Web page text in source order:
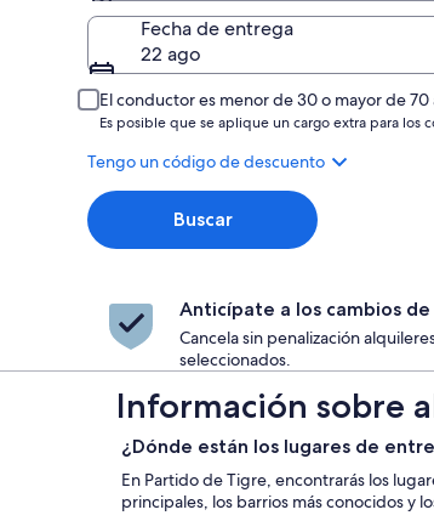
Entrega
Fecha de entrega
22 ago
El conductor es menor de 30 o mayor de 70
Es posible que se aplique un cargo extra para los
Tengo un código de descuento
Buscar
Anticípate a los cambios de
Cancela sin penalización
seleccionados.
Información sobre
¿Dónde están los lugares de
En Partido de Tigre, encontrarás los
principales, los barrios más conocidos y